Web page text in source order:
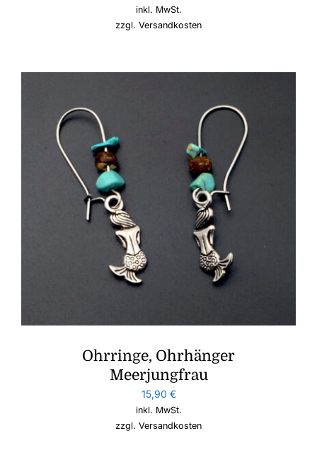
inkl. MwSt.
zzgl. Versandkosten
Ohrringe, Ohrhänger
Meerjungfrau
15,90 €
inkl. MwSt.
zzgl. Versandkosten